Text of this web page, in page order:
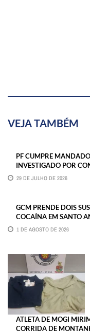
VEJA TAMBÉM
PF CUMPRE
INVESTIGADO POR
29 DE JULHO DE 2026
GCM PRENDE DOIS
COCAÍNA EM SANTO
1 DE AGOSTO DE 2026
ATLETA DE MOGI
CORRIDA DE